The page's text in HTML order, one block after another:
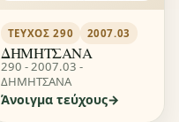
ΤΕΎΧΟΣ 290 2007.03
ΔΗΜΗΤΣΑΝΑ
290 - 2007.03 -
ΔΗΜΗΤΣΑΝΑ
Άνοιγμα τεύχους